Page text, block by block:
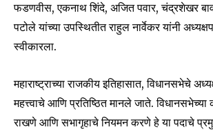
फडणवीस, एकनाथ शिंदे, अजित पवार, चंद्रशेखर
पटोले यांच्या उपस्थितीत राहुल नार्वेकर यांनी
स्वीकारला.
महाराष्ट्राच्या राजकीय इतिहासात, विधानसभेचे
महत्त्वाचे आणि प्रतिष्ठित मानले जाते.
राखणे आणि सभागृहाचे नियमन करणे हे या पदाचे